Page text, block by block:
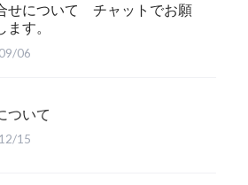
せについて チャットでお願
ます。
06
ついて
15